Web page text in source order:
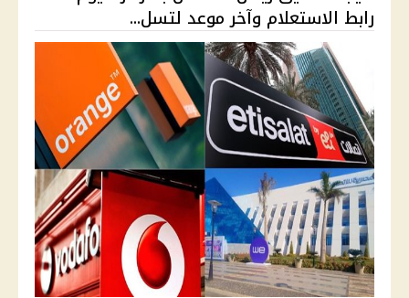
رابط الاستعلام وآخر موعد لتسل...